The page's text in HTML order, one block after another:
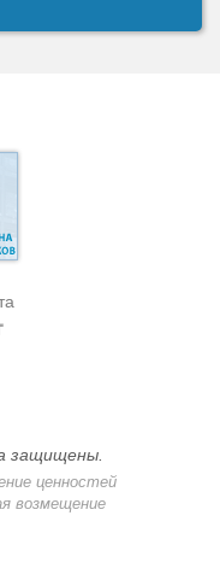
защищены.
ценностей
возмещение